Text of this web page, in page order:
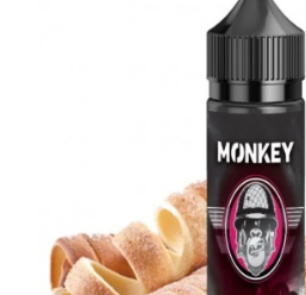
DÁRKOVÉ VOUCHERY
ATOMIZÉRY A CARTRIDGE